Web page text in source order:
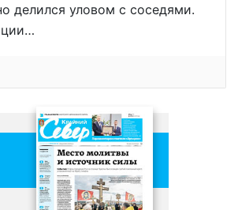
делился уловом с соседями.